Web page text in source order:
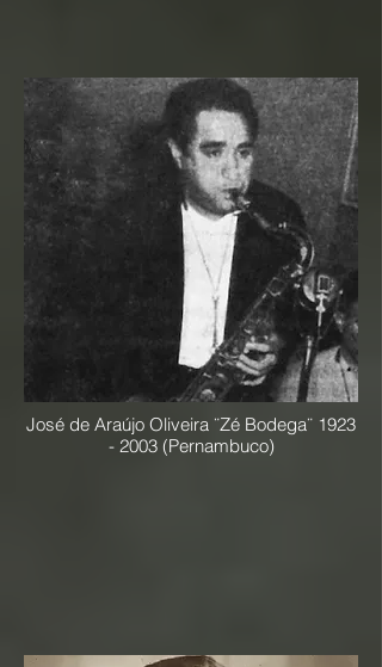
José de Araújo Oliveira ¨Zé Bodega¨ 1923
- 2003(Pernambuco)